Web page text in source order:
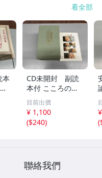
看全部
本
CD未開封 副読
本付 こころの
扉 河合隼雄講話
集
目前出價
¥ 1,100
($240)
(
聯絡我們